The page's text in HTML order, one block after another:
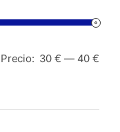
Precio: 30 € — 40 €